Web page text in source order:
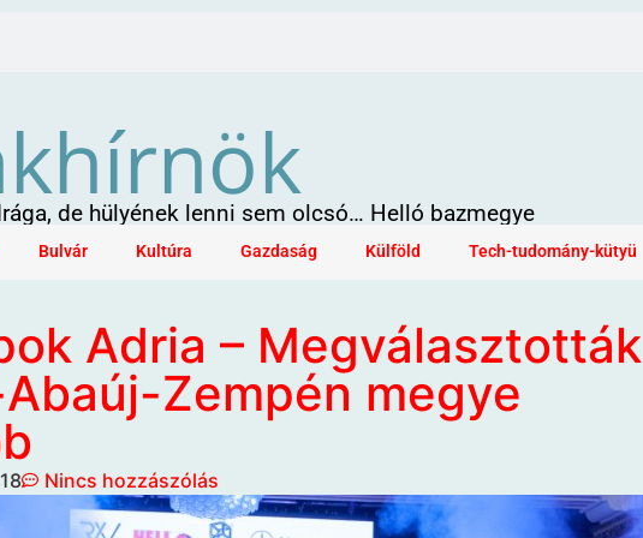
de hülyének lenni sem olcsó… Helló bazmegye
Bulvár Kultúra Gazdaság Külföld Tech-tudomány-kütyü
Adria – Megválasztották
Zempén megye
Nincs hozzászólás